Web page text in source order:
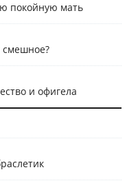
покойную мать
смешное?
и офигела